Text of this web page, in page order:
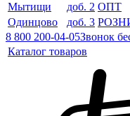
Мытищи
доб. 2 ОПТ
Одинцово
доб. 3
8 800 200-04-05Звонок
Каталог товаров